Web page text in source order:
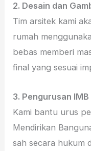
2. Desain dan
Tim arsitek kami
rumah
bebas memberi
final yang sesuai
3. Pengurusan
Kami bantu urus
Mendirikan
sah secara hukum